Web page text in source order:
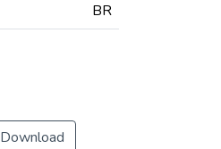
BR
Download